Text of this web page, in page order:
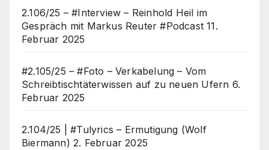
2.106/25 – #Interview – Reinhold Heil im
Gespräch mit Markus Reuter #Podcast 11.
Februar 2025
#2.105/25 – #Foto – Verkabelung – Vom
Schreibtischtäterwissen auf zu neuen Ufern 6.
Februar 2025
2.104/25 | #Tulyrics – Ermutigung (Wolf
Biermann) 2. Februar 2025